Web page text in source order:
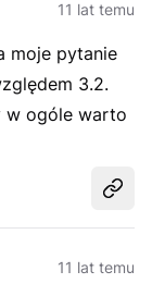
11 lat temu
moje pytanie
3.2.
w ogóle warto
11 lat temu